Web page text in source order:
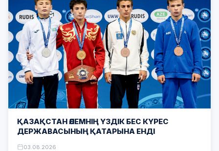
ҚАЗАҚСТАН ӘЛЕМНІҢ ҮЗДІК БЕС КҮРЕС
ДЕРЖАВАСЫНЫҢ ҚАТАРЫНА ЕНДІ
03.08.2026